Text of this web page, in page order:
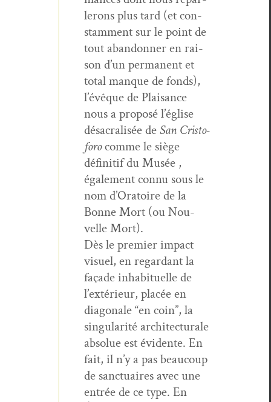
lerons plus tard (et con­
stam­ment sur le point de
tout aban­don­ner en rai­
son d’un per­ma­nent et
total manque de fonds),
l’évêque de Plai­sance
nous a pro­posé l’église
désacral­isée de San Cristo­
forocomme le siège
défini­tif du Musée ,
égale­ment con­nu sous le
nom d’O­ra­toire de la
Bonne Mort (ou Nou­
velle Mort).
Dès le pre­mier impact
visuel, en regar­dant la
façade inhab­ituelle de
l’ex­térieur, placée en
diag­o­nale “en coin”, la
sin­gu­lar­ité archi­tec­turale
absolue est évi­dente. En
fait, il n’y a pas beau­coup
de sanc­tu­aires avec une
entrée de ce type. En